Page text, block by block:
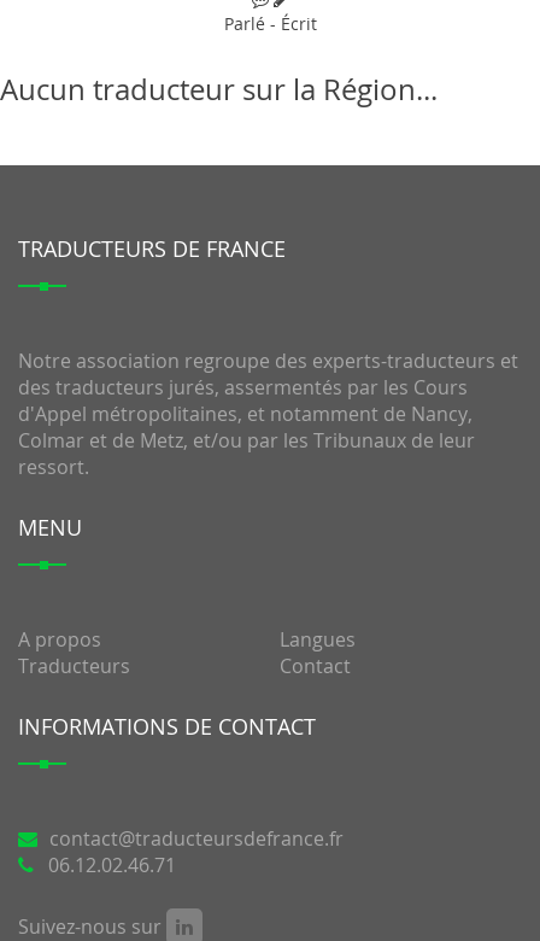
Parlé - Écrit
Aucun traducteur sur la Région...
TRADUCTEURS DE FRANCE
Notre association regroupe des experts-traducteurs et
des traducteurs jurés, assermentés par les Cours
d'Appel métropolitaines, et notamment de Nancy,
Colmar et de Metz, et/ou par les Tribunaux de leur
ressort.
MENU
A propos
Traducteurs
Langues
Contact
INFORMATIONS DE CONTACT
@
06.12.02.46.71
Suivez-nous sur